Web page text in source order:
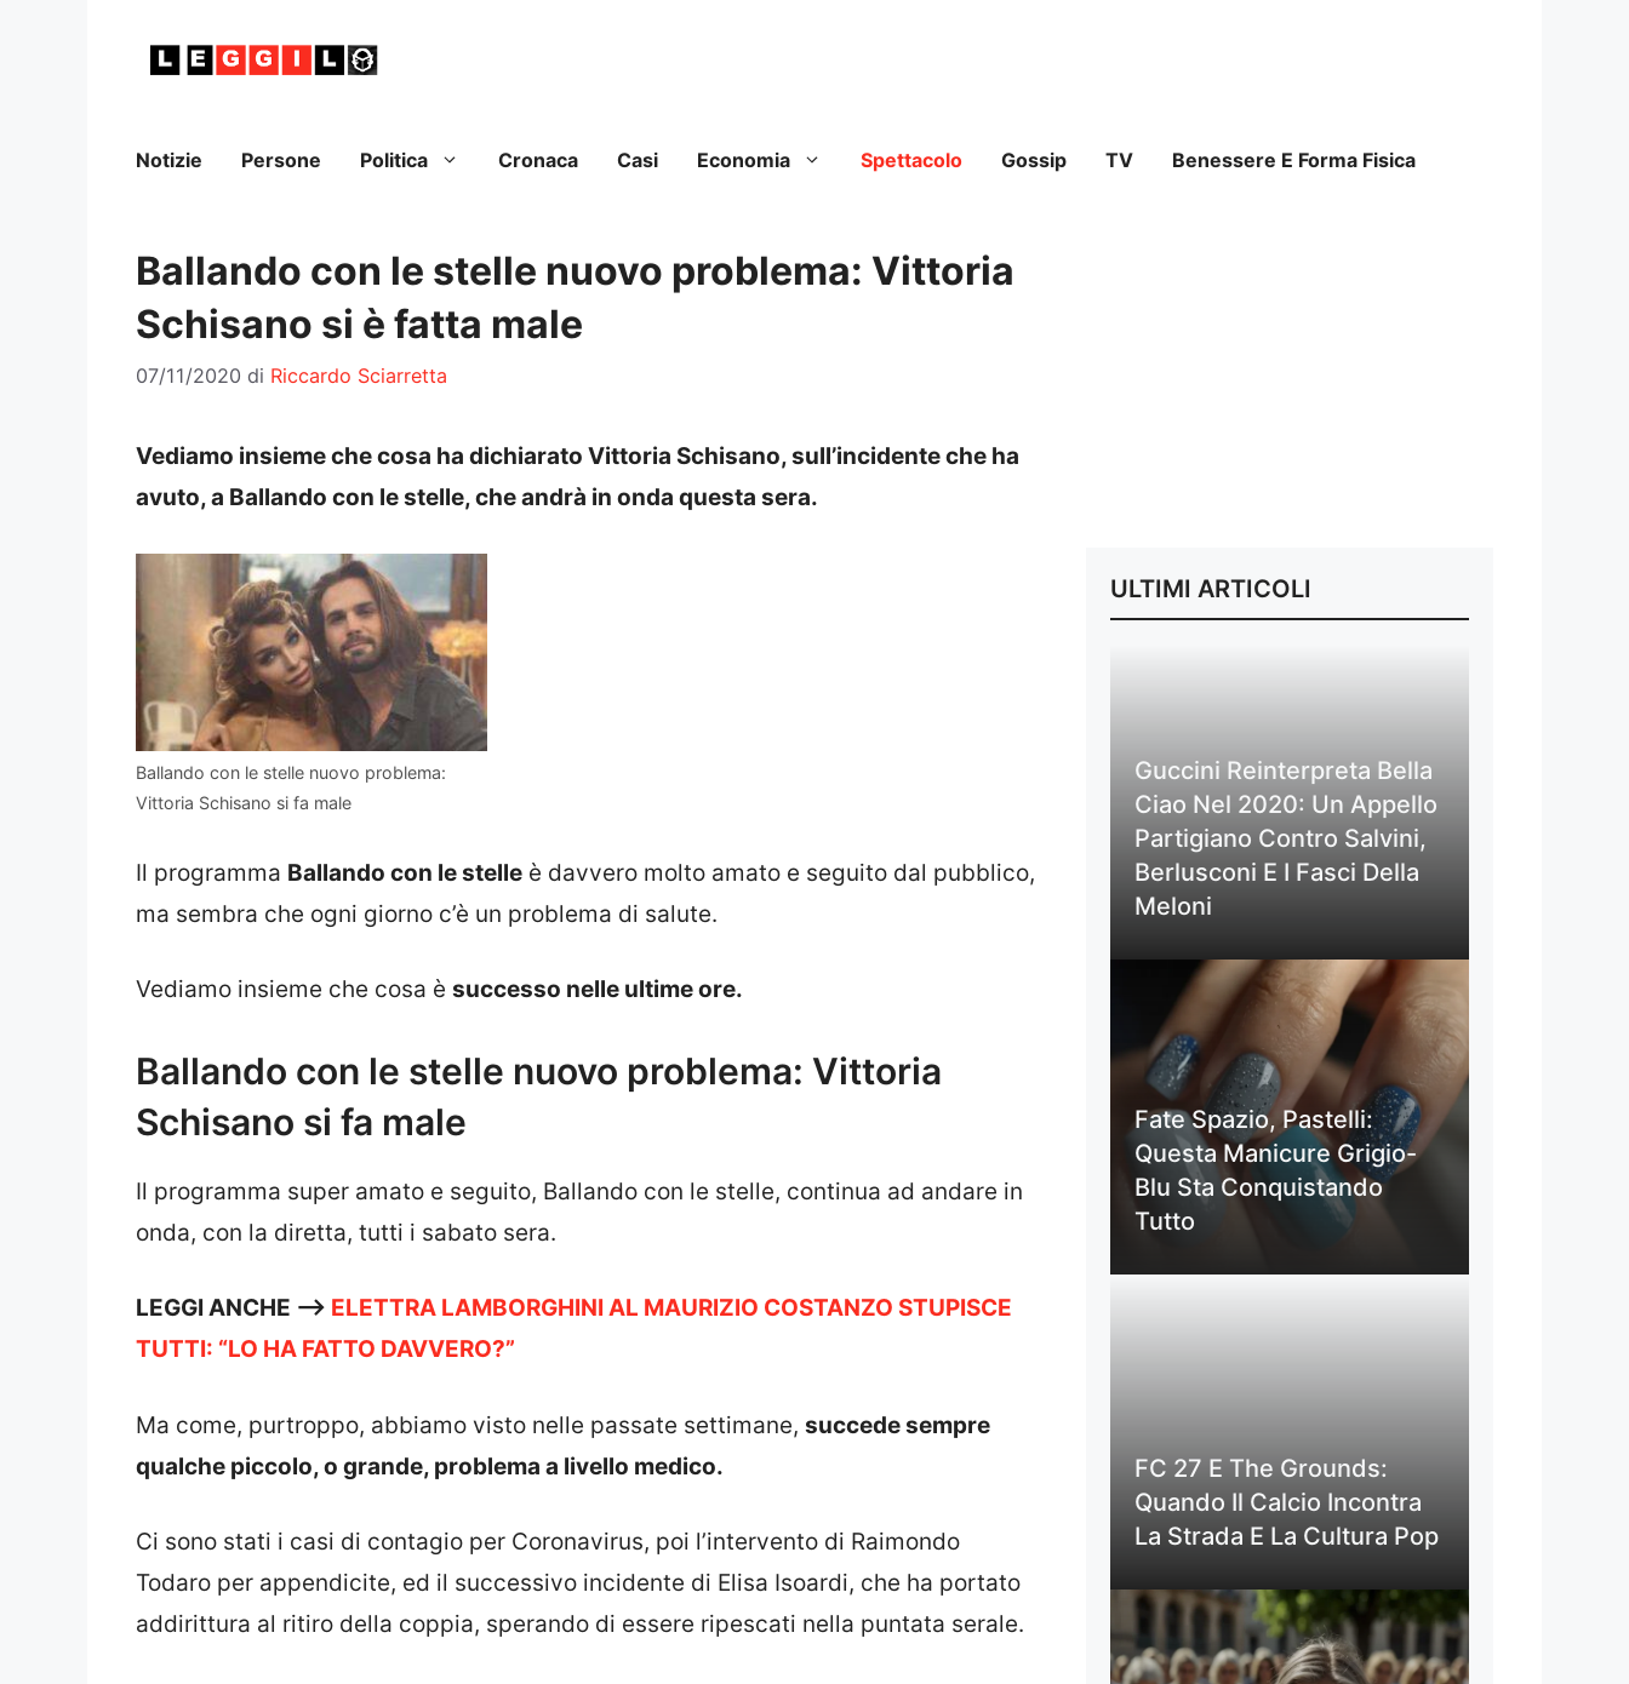
Notizie Persone Politica Cronaca Casi Economia Spettacolo Gossip TV Benessere E Forma Fisica
Ballando con le stelle nuovo problema: Vittoria
Schisano si è fatta male
07/11/2020 di Riccardo Sciarretta
Vediamo insieme che cosa ha dichiarato Vittoria Schisano, sull’incidente che ha
avuto, a Ballando con le stelle, che andrà in onda questa sera.
Ballando con le stelle nuovo problema:
Vittoria Schisano si fa male
Il programma Ballando con le stelle è davvero molto amato e seguito dal pubblico,
ma sembra che ogni giorno c’è un problema di salute.
Vediamo insieme che cosa è successo nelle ultime ore.
Ballando con le stelle nuovo problema: Vittoria
Schisano si fa male
Il programma super amato e seguito, Ballando con le stelle, continua ad andare in
onda, con la diretta, tutti i sabato sera.
LEGGI ANCHE —-> ELETTRA LAMBORGHINI AL MAURIZIO COSTANZO STUPISCE
TUTTI: “LO HA FATTO DAVVERO?”
Ma come, purtroppo, abbiamo visto nelle passate settimane, succede sempre
qualche piccolo, o grande, problema a livello medico.
Ci sono stati i casi di contagio per Coronavirus, poi l’intervento di Raimondo
Todaro per appendicite, ed il successivo incidente di Elisa Isoardi, che ha portato
addirittura al ritiro della coppia, sperando di essere ripescati nella puntata serale.
ULTIMI ARTICOLI
Guccini Reinterpreta Bella
Ciao Nel 2020: Un Appello
Partigiano Contro Salvini,
Berlusconi E I Fasci Della
Meloni
Fate Spazio, Pastelli:
Questa Manicure Grigio-
Blu Sta Conquistando
Tutto
FC 27 E The Grounds:
Quando Il Calcio Incontra
La Strada E La Cultura Pop